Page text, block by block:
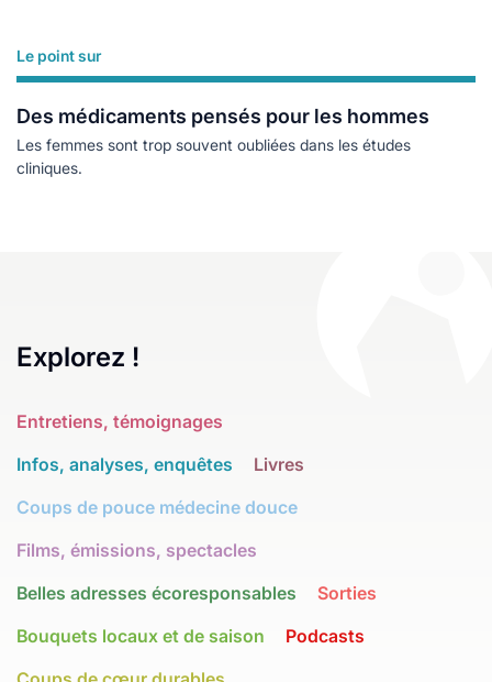
Le point sur
Des médicaments pensés pour les hommes
Les femmes sont trop souvent oubliées dans les études
cliniques.
Lire plus
Explorez !
Entretiens, témoignages
Infos, analyses, enquêtes
Livres
Coups de pouce médecine douce
Films, émissions, spectacles
Belles adresses écoresponsables
Sorties
Bouquets locaux et de saison
Podcasts